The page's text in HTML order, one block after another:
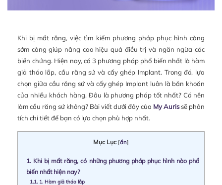
Khi bị mất răng, việc tìm kiếm phương pháp phục hình càng
sớm càng giúp nâng cao hiệu quả điều trị và ngăn ngừa các
biến chứng. Hiện nay, có 3 phương pháp phổ biến nhất là hàm
giả tháo lắp, cầu răng sứ và cấy ghép Implant. Trong đó, lựa
chọn giữa cầu răng sứ và cấy ghép Implant luôn là băn khoăn
của nhiều khách hàng. Đâu là phương pháp tốt nhất? Có nên
làm cầu răng sứ không? Bài viết dưới đây của My Aurissẽ phân
tích chi tiết để bạn có lựa chọn phù hợp nhất.
Mục Lục [ẩn]
1. Khi bị mất răng, có những phương pháp phục hình nào phổ
biến nhất hiện nay?
1.1. 1. Hàm giả tháo lắp